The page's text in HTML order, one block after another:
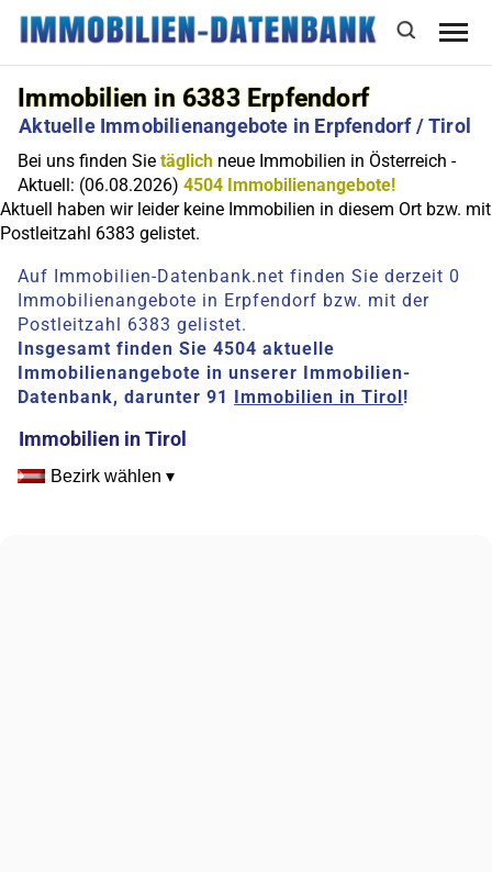
Immobilien in 6383 Erpfendorf
Aktuelle Immobilienangebote in Erpfendorf / Tirol
Bei uns finden Sietäglich neue Immobilien in Österreich -
Aktuell: (06.08.2026)4504 Immobilienangebote!
Aktuell haben wir leider keine Immobilien in diesem Ort bzw. mit
Postleitzahl 6383 gelistet.
Auf Immobilien-Datenbank.net finden Sie derzeit 0
Immobilienangebote in Erpfendorf bzw. mit der
Postleitzahl 6383 gelistet.
Insgesamt finden Sie 4504 aktuelle
Immobilienangebote in unserer Immobilien-
Datenbank, darunter 91 Immobilien in Tirol!
Immobilien in Tirol
Bezirk wählen ▾